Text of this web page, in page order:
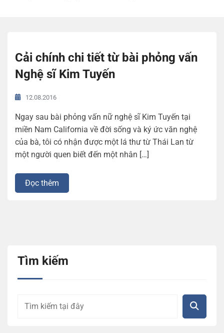
Cải chính chi tiết từ bài phỏng vấn
Nghệ sĩ Kim Tuyến
12.08.2016
Ngay sau bài phỏng vấn nữ nghệ sĩ Kim Tuyến tại
miền Nam California về đời sống và ký ức văn nghệ
của bà, tôi có nhận được một lá thư từ Thái Lan từ
một người quen biết đến một nhân […]
Đọc thêm
Tìm kiếm